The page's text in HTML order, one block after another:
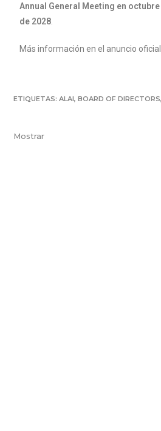
Annual General Meeting en
de 2028
Más información en el anuncio
ETIQUETAS:ALAI,BOARD OF DIRECTORS
Mostrar